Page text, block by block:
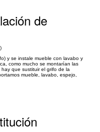
de
y se instale mueble con lavabo y
como mucho se montarían las
que sustituir el grifo de la
mueble, lavabo, espejo,